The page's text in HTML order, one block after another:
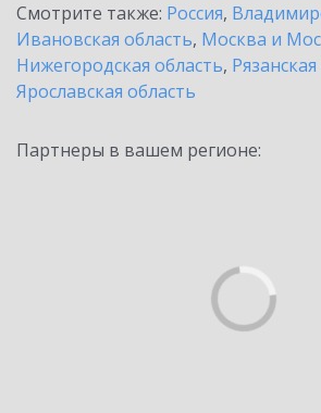
Смотрите также: Россия,
Ивановская область, Москва и
Нижегородская область,
Ярославская область
Партнеры в вашем регионе: